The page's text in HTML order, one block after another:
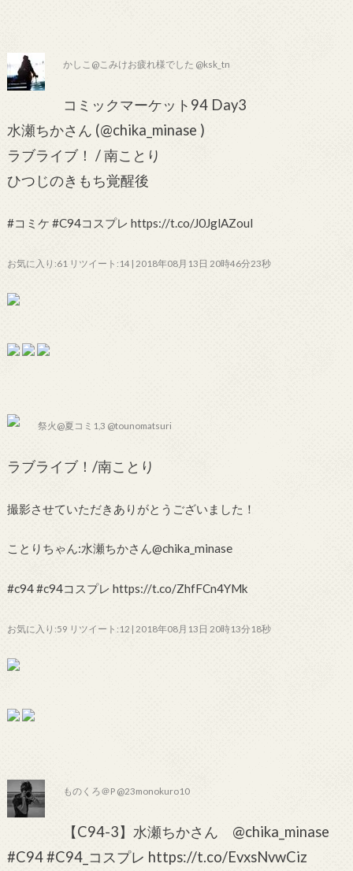
かしこ@こみけお疲れ様でした @ksk_tn
コミックマーケット94 Day3
水瀬ちかさん (@chika_minase )
ラブライブ！ / 南ことり
ひつじのきもち覚醒後
#コミケ #C94コスプレ https://t.co/J0JglAZoul
お気に入り:61 リツイート:14 | 2018年08月13日 20時46分23秒
祭火@夏コミ1,3 @tounomatsuri
ラブライブ！/南ことり
撮影させていただきありがとうございました！
ことりちゃん:水瀬ちかさん@chika_minase
#c94 #c94コスプレ https://t.co/ZhfFCn4YMk
お気に入り:59 リツイート:12 | 2018年08月13日 20時13分18秒
ものくろ＠P @23monokuro10
【C94-3】水瀬ちかさん @chika_minase
#C94 #C94_コスプレ https://t.co/EvxsNvwCiz